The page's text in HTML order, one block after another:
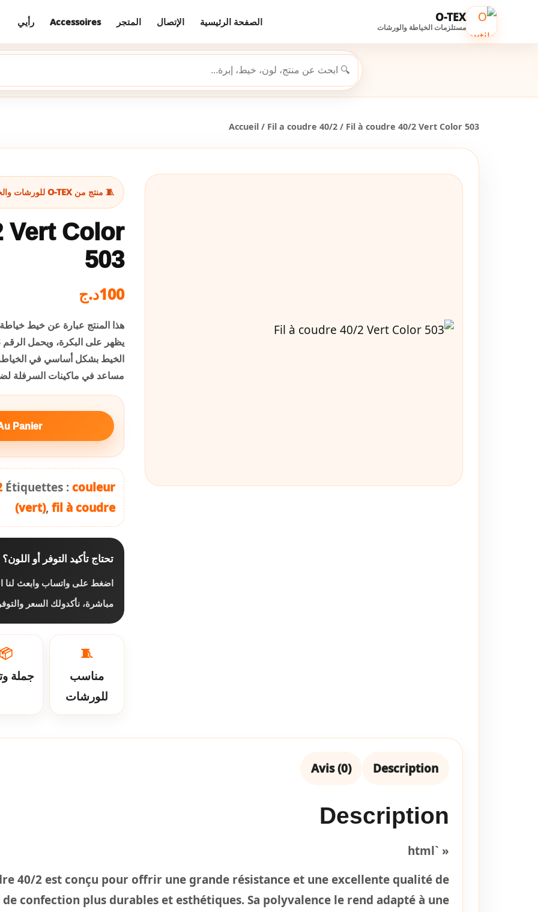
O-TEX
مستلزمات الخياطة والورشات الصفحة الرئيسية الإتصال المتجر Accessoires رأيي
Accueil / Fil a coudre 40/2 / Fil à coudre 40/2 Vert Color 503
🧵 منتج من O-TEX للورشات والخياطة
Vert Color
503
100د.ج
الخيط بشكل أساسي في
مساعد في ماكينات السرفلة
Panier
Étiquettes :couleur
(vert), fil à coudre
تحتاج تأكيد التوفر أو اللون؟
اضغط على واتساب وابعث لنا
مباشرة، نأكدولك السعر
🧵
مناسب
للورشات
📦
جملة
Description
Avis (0)
Description
« `html
40/2 est conçu pour offrir une grande résistance et une excellente qualité de
confection plus durables et esthétiques. Sa polyvalence le rend adapté à une